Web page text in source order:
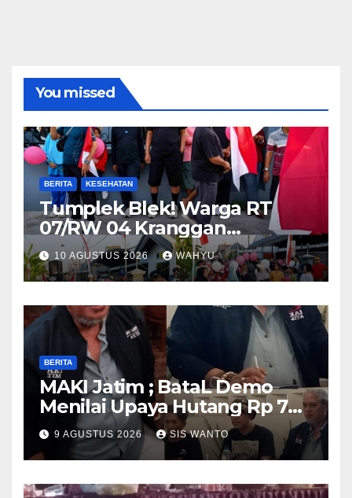
You missed
BERITA KESEHATAN
Tumplek Blek! Warga RT
07/RW 04 Kranggan
Gumul/SLG(Simpang Lima
Gumul) Gurah Kediri
Meriahkan HUT RI ke-81,
Jalan Santai Dibanjiri Ratusan
Hadiah
10 AGUSTUS 2026 WAHYU
BERITA
MAKI Jatim ; BataL Demo
Menilai Upaya Hutang Rp 785
Milyar Percepatan
Pembangunan Relatif
9 AGUSTUS 2026 SIS WANTO